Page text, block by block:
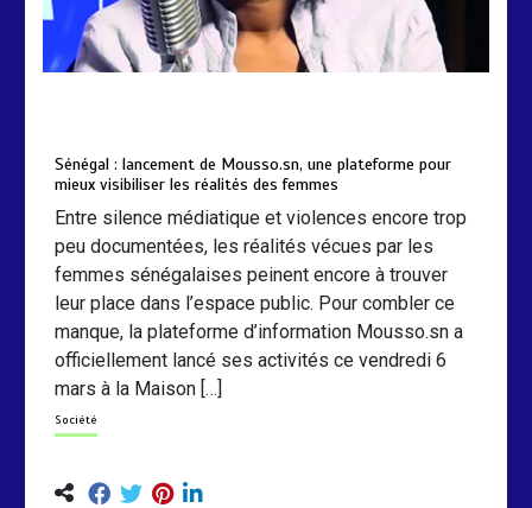
Sénégal : lancement de Mousso.sn, une plateforme pour
mieux visibiliser les réalités des femmes
Entre silence médiatique et violences encore trop
peu documentées, les réalités vécues par les
femmes sénégalaises peinent encore à trouver
leur place dans l’espace public. Pour combler ce
manque, la plateforme d’information Mousso.sn a
officiellement lancé ses activités ce vendredi 6
mars à la Maison […]
Société